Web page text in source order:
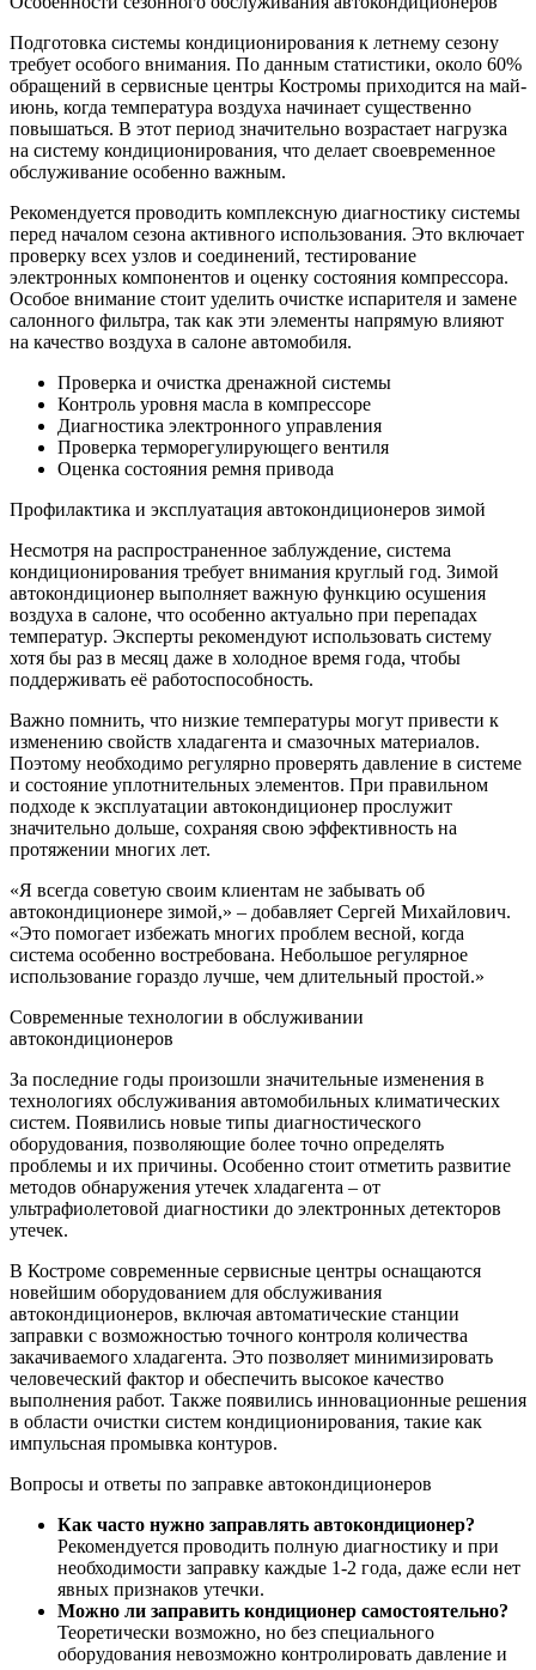
Подготовка системы кондиционирования к летнему сезону
требует особого внимания. По данным статистики, около 60%
обращений в сервисные центры Костромы приходится на май-
июнь, когда температура воздуха начинает существенно
повышаться. В этот период значительно возрастает нагрузка
на систему кондиционирования, что делает своевременное
обслуживание особенно важным.
Рекомендуется проводить комплексную диагностику системы
перед началом сезона активного использования. Это включает
проверку всех узлов и соединений, тестирование
электронных компонентов и оценку состояния компрессора.
Особое внимание стоит уделить очистке испарителя и замене
салонного фильтра, так как эти элементы напрямую влияют
на качество воздуха в салоне автомобиля.
Проверка и очистка дренажной системы
Контроль уровня масла в компрессоре
Диагностика электронного управления
Проверка терморегулирующего вентиля
Оценка состояния ремня привода
Профилактика и эксплуатация автокондиционеров зимой
Несмотря на распространенное заблуждение, система
кондиционирования требует внимания круглый год. Зимой
автокондиционер выполняет важную функцию осушения
воздуха в салоне, что особенно актуально при перепадах
температур. Эксперты рекомендуют использовать систему
хотя бы раз в месяц даже в холодное время года, чтобы
поддерживать её работоспособность.
Важно помнить, что низкие температуры могут привести к
изменению свойств хладагента и смазочных материалов.
Поэтому необходимо регулярно проверять давление в системе
и состояние уплотнительных элементов. При правильном
подходе к эксплуатации автокондиционер прослужит
значительно дольше, сохраняя свою эффективность на
протяжении многих лет.
«Я всегда советую своим клиентам не забывать об
автокондиционере зимой,» – добавляет Сергей Михайлович.
«Это помогает избежать многих проблем весной, когда
система особенно востребована. Небольшое регулярное
использование гораздо лучше, чем длительный простой.»
Современные технологии в обслуживании
автокондиционеров
За последние годы произошли значительные изменения в
технологиях обслуживания автомобильных климатических
систем. Появились новые типы диагностического
оборудования, позволяющие более точно определять
проблемы и их причины. Особенно стоит отметить развитие
методов обнаружения утечек хладагента – от
ультрафиолетовой диагностики до электронных детекторов
утечек.
В Костроме современные сервисные центры оснащаются
новейшим оборудованием для обслуживания
автокондиционеров, включая автоматические станции
заправки с возможностью точного контроля количества
закачиваемого хладагента. Это позволяет минимизировать
человеческий фактор и обеспечить высокое качество
выполнения работ. Также появились инновационные решения
в области очистки систем кондиционирования, такие как
импульсная промывка контуров.
Вопросы и ответы по заправке автокондиционеров
Как часто нужно заправлять автокондиционер?
Рекомендуется проводить полную диагностику и при
необходимости заправку каждые 1-2 года, даже если нет
явных признаков утечки.
Можно ли заправить кондиционер самостоятельно?
Теоретически возможно, но без специального
оборудования невозможно контролировать давление и